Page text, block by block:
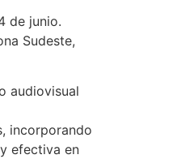
de junio.
Sudeste,
audiovisual
incorporando
efectiva en